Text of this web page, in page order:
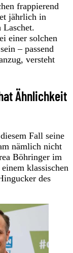
frappierend
jährlich in
Laschet.
einer solchen
– passend
versteht
Ähnlichkeit
Fall seine
nämlich nicht
Böhringer im
klassischen
des